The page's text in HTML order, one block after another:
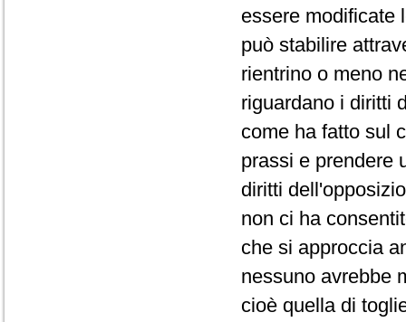
essere modificate
può stabilire
rientrino o meno
riguardano i diritti
come ha fatto sul
prassi e prendere
diritti
non ci ha
che si approccia
nessuno avrebbe
cioè quella di